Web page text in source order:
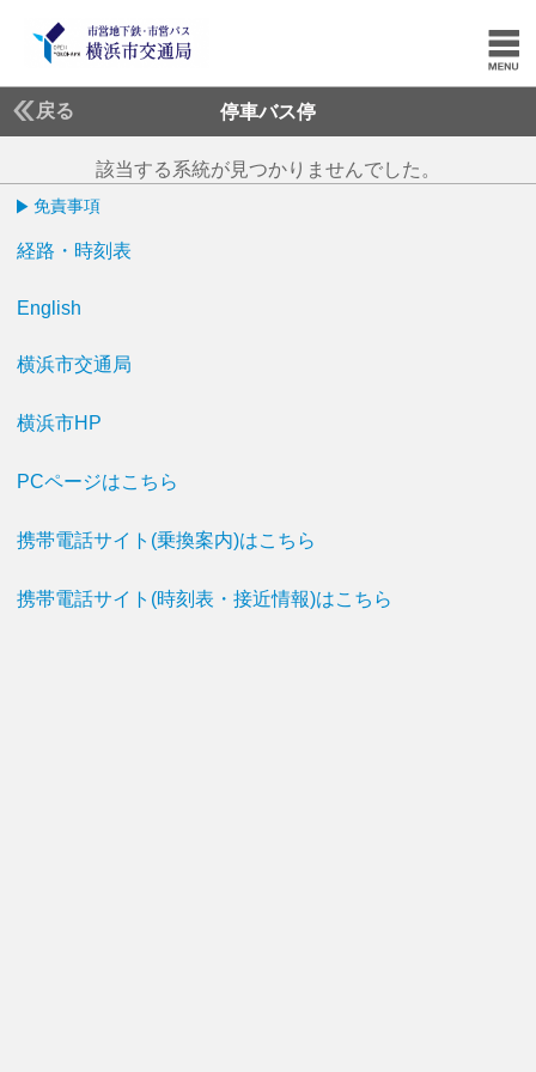
戻る 停車バス停
該当する系統が見つかりませんでした。
免責事項
経路・時刻表
English
横浜市交通局
横浜市HP
PCページはこちら
携帯電話サイト(乗換案内)はこちら
携帯電話サイト(時刻表・接近情報)はこちら